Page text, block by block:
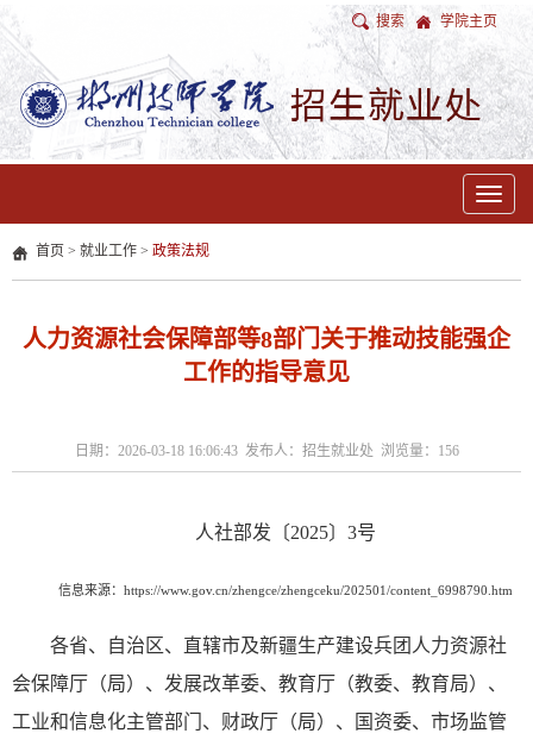
搜索 学院主页
Toggle
首页 > 就业工作 > 政策法规
人力资源社会保障部等8部门关于推动技能强企
工作的指导意见
日期：2026-03-18 16:06:43 发布人：招生就业处 浏览量： 156
人社部发〔2025〕3号
信息来源：https://www.gov.cn/zhengce/zhengceku/202501/content_6998790.htm
各省、自治区、直辖市及新疆生产建设兵团人力资源社
会保障厅（局）、发展改革委、教育厅（教委、教育局）、
工业和信息化主管部门、财政厅（局）、国资委、市场监管